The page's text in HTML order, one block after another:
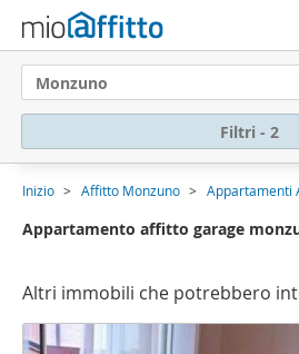
Monzuno
Filtri - 2
Inizio Affitto Monzuno Appartamenti
Appartamento affitto garage
Altri immobili che potrebbero